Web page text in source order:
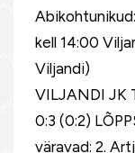
kell 14:00
Viljandi)
VILJANDI JK
0:3 (0:2)
väravad: 2.